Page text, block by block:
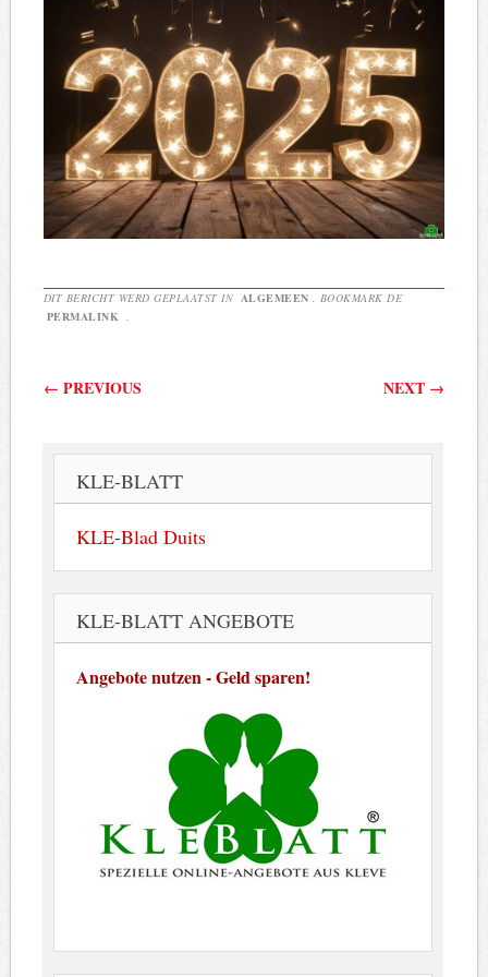
DIT BERICHT WERD GEPLAATST IN ALGEMEEN . BOOKMARK DE
PERMALINK .
Berichtnavigatie
← PREVIOUS NEXT →
KLE-BLATT
KLE-Blad Duits
KLE-BLATT ANGEBOTE
Angebote nutzen - Geld sparen!